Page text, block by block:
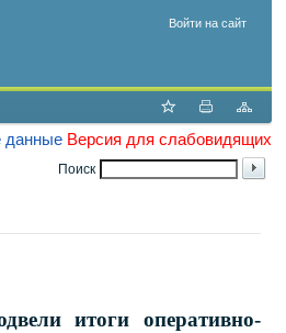
Войти на сайт
данные Версия для слабовидящих
Поиск
итоги оперативно-